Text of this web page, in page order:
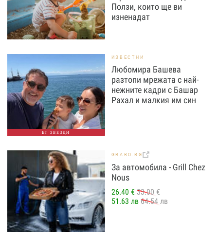
Ползи, които ще ви
изненадат
БГ ЗВЕЗДИ
ИЗВЕСТНИ
Любомира Башева
разтопи мрежата с най-
нежните кадри с Башар
Рахал и малкия им син
GRABO.BG
За автомобила - Grill Chez
Nous
26.40 € 33.00 €
51.63 лв 64.54 лв